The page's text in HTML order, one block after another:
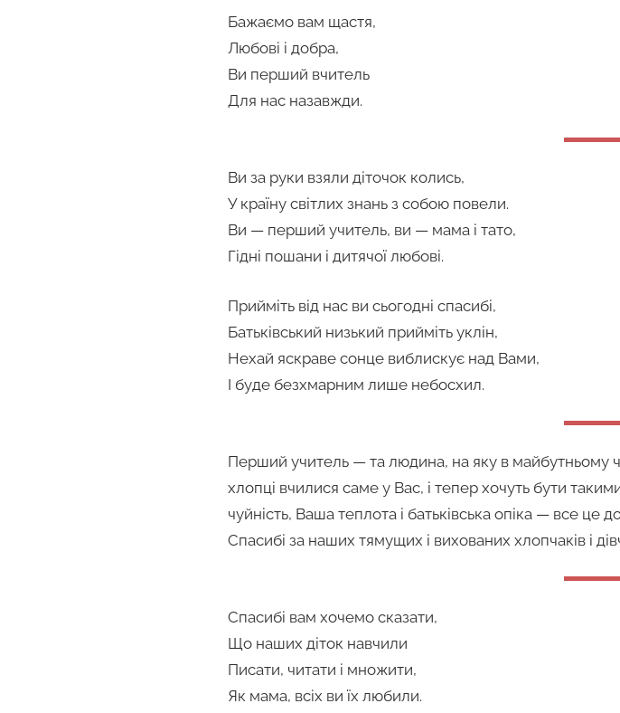
Бажаємо вам щастя,
Любові і добра,
Ви перший вчитель
Для нас назавжди.
Ви за руки взяли діточок колись,
У країну світлих знань з собою повели.
Ви — перший учитель, ви — мама і тато,
Гідні пошани і дитячої любові.
Прийміть від нас ви сьогодні спасибі,
Батьківський низький прийміть уклін,
Нехай яскраве сонце виблискує над Вами,
І буде безхмарним лише небосхил.
Перший учитель — та людина, на яку в майбутньому
хлопці вчилися саме у Вас, і тепер хочуть бути
чуйність, Ваша теплота і батьківська опіка — все
Спасибі за наших тямущих і вихованих хлопчаків і
Спасибі вам хочемо сказати,
Що наших діток навчили
Писати, читати і множити,
Як мама, всіх ви їх любили.